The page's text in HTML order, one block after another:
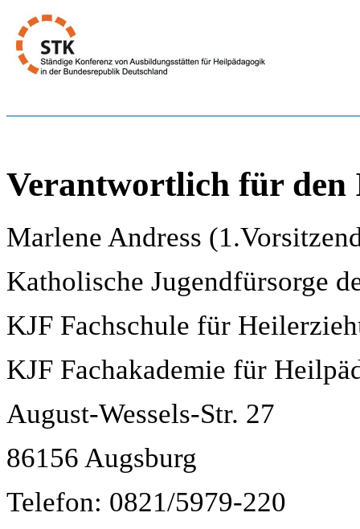
Verantwortlich für
Marlene Andress
Katholische Jugendfürsorge
KJF Fachschule für
KJF Fachakademie für
August-Wessels-Str. 27
86156 Augsburg
Telefon: 0821/5979-220